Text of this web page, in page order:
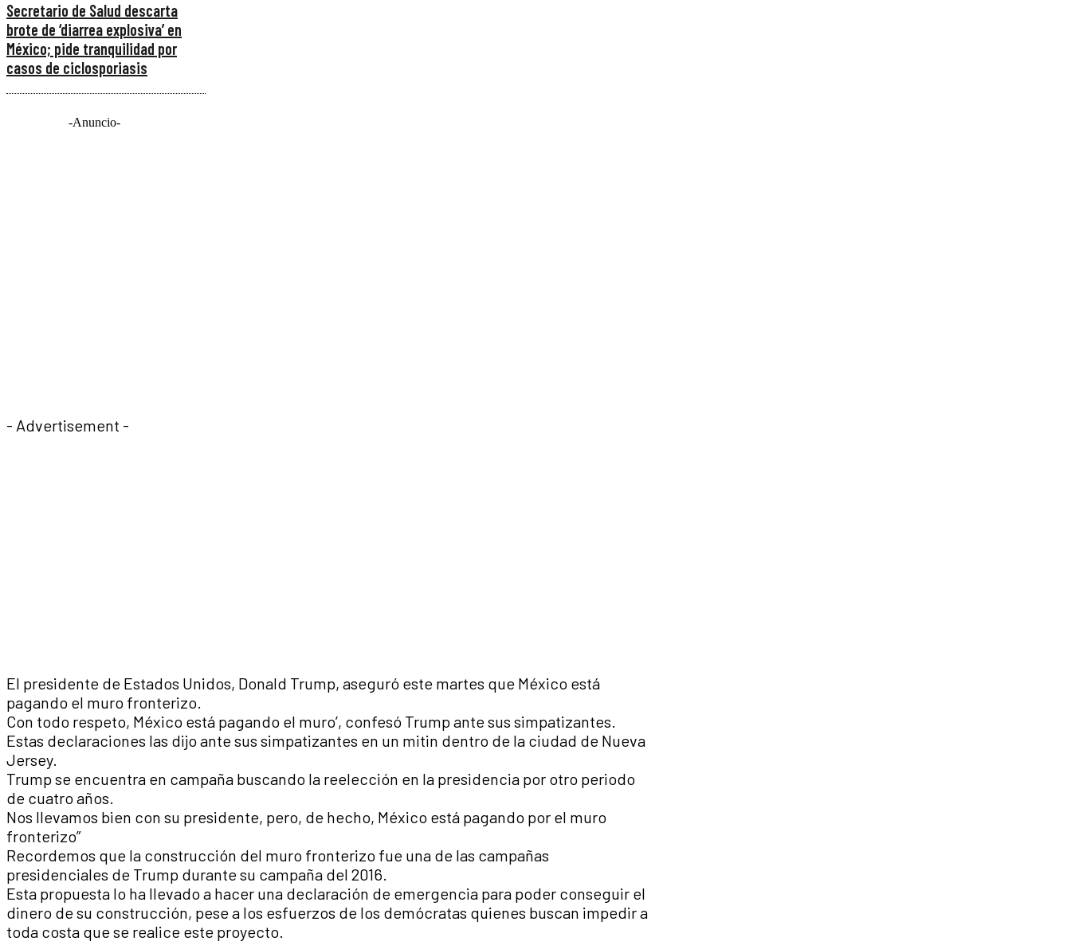
Secretario de Salud descarta
brote de ‘diarrea explosiva’ en
México; pide tranquilidad por
casos de ciclosporiasis
-Anuncio-
- Advertisement -
El presidente de Estados Unidos, Donald Trump, aseguró este martes que México está
pagando el muro fronterizo.
Con todo respeto, México está pagando el muro’, confesó Trump ante sus simpatizantes.
Estas declaraciones las dijo ante sus simpatizantes en un mitin dentro de la ciudad de Nueva
Jersey.
Trump se encuentra en campaña buscando la reelección en la presidencia por otro periodo
de cuatro años.
Nos llevamos bien con su presidente, pero, de hecho, México está pagando por el muro
fronterizo”
Recordemos que la construcción del muro fronterizo fue una de las campañas
presidenciales de Trump durante su campaña del 2016.
Esta propuesta lo ha llevado a hacer una declaración de emergencia para poder conseguir el
dinero de su construcción, pese a los esfuerzos de los demócratas quienes buscan impedir a
toda costa que se realice este proyecto.